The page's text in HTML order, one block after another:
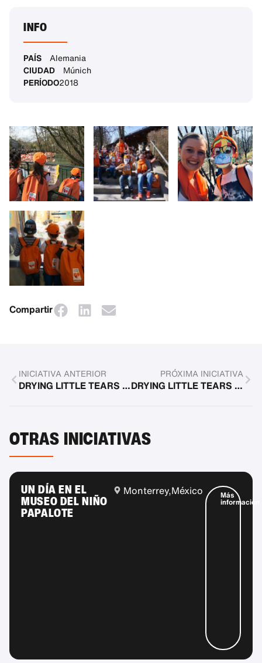
INFO
PAÍS Alemania
CIUDAD Múnich
PERÍODO2018
Compartir
INICIATIVA ANTERIOR
DRYING LITTLE TEARS DAY filial Rhein/Ruhr
PRÓXIMA INICIATIVA
DRYING LITTLE TEARS Día junto a Elsa y Anna
OTRAS INICIATIVAS
UN DÍA EN EL
MUSEO DEL NIÑO
PAPALOTE
Monterrey,México Más
información